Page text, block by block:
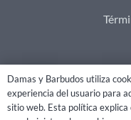
2021 ©
Damas y Barbudos utiliza
experiencia del usuario para
sitio web. Esta política explica